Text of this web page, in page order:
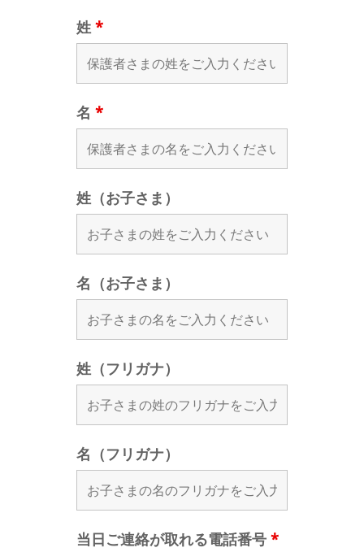
姓 *
名 *
姓（お子さま）
名（お子さま）
姓（フリガナ）
名（フリガナ）
当日ご連絡が取れる電話番号 *